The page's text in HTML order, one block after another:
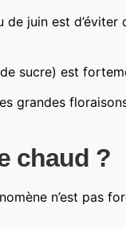
juin est d’éviter
sucre) est
grandes
chaud ?
n’est pas